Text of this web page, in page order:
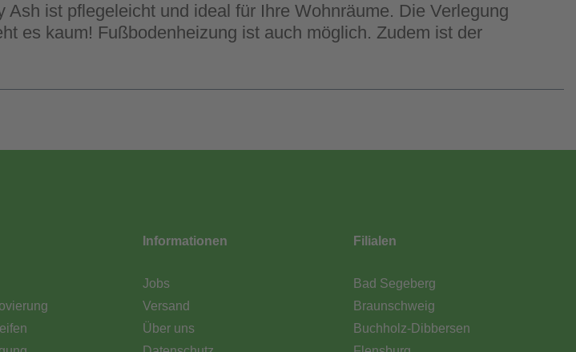
ist pflegeleicht und ideal für Ihre Wohnräume. Die Verlegung
es kaum! Fußbodenheizung ist auch möglich. Zudem ist der
Informationen
Jobs
Versand
Über uns
Filialen
Bad Segeberg
Braunschweig
Buchholz-Dibbersen